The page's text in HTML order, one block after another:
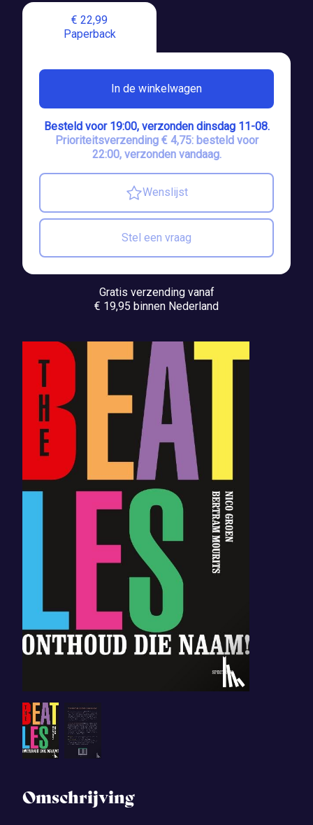
Omschrijving
€ 22,99
Paperback
In de winkelwagen
Besteld voor 19:00, verzonden dinsdag 11-08.
Prioriteitsverzending € 4,75: besteld voor
22:00, verzonden vandaag.
Wenslijst
Stel een vraag
Gratis verzending vanaf
€ 19,95 binnen Nederland